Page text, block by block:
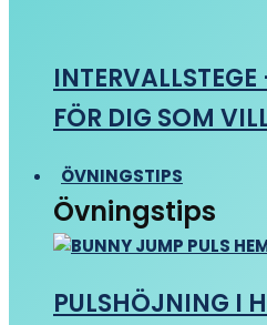
FÖR DIG SOM
ÖVNINGSTIPS
Övningstips
PULSHÖJNING I